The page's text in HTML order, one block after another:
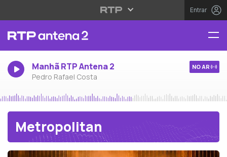
Entrar
Manhã RTP Antena 2
Pedro Rafael Costa
NO AR
Metropolitan